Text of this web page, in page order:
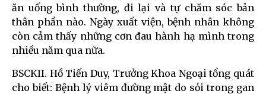
ăn uống bình thường, đi lại và tự chăm sóc bản
thân phần nào. Ngày xuất viện, bệnh nhân không
còn cảm thấy những cơn đau hành hạ mình trong
nhiều năm qua nữa.
BSCKII. Hồ Tiến Duy, Trưởng Khoa Ngoại tổng quát
cho biết: Bệnh lý viêm đường mật do sỏi trong gan